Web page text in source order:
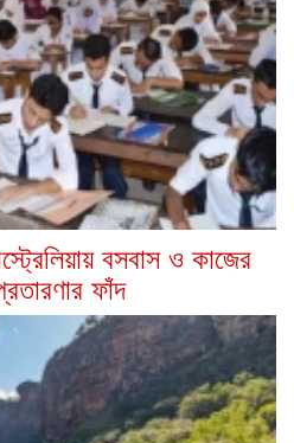
বসবাস ও কাজের
ফাঁদ